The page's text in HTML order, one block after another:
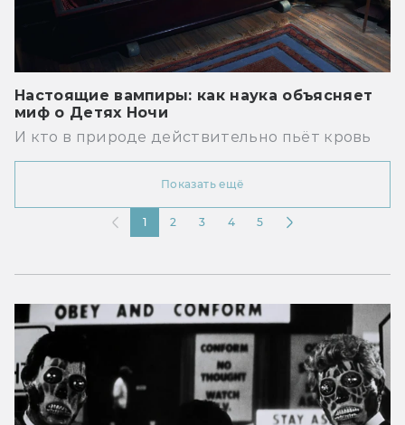
Настоящие вампиры: как наука объясняет
миф о Детях Ночи
И кто в природе действительно пьёт кровь
Показать ещё
1 2 3 4 5